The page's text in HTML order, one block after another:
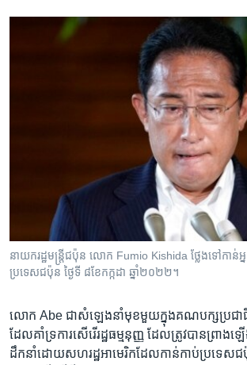
នាយករដ្ឋមន្ត្រី​ជប៉ុន លោក Fumio Kishida ថ្លែង​ទៅ​កាន់​
ប្រទេស​ជប៉ុន ថ្ងៃទី ៨ខែកក្កដា ឆ្នាំ២០២២។
លោក Abe ជាសំឡេងនាំ​មុខ​មួយក្នុង​គណបក្សប្រជ
ដែលគាំទ្រការ​សើរើរដ្ឋធម្មនុញ្ញ ដែល​ត្រូវ​បាន​ព្រាង
ដឹកនាំ​ដោយ​សហរដ្ឋ​អាមេរិក​ដែល​កាន់កាប់​ប្រទេស​ជ